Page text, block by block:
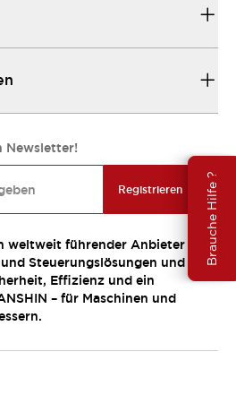
Brauche Hilfe ?
Newsletter!
Registrieren
weltweit führender Anbieter
Steuerungslösungen und
Effizienz und ein
– für Maschinen und